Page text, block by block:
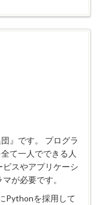
』です。 プログラ
て一人でできる人
スやアプリケーシ
が必要です。
Pythonを採用して